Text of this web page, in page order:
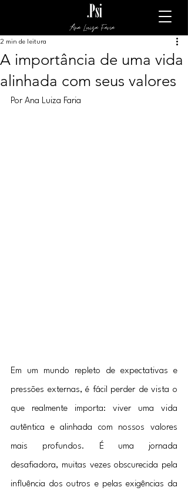
Ana Luiza Faria
A importância de uma vida
alinhada com seus valores
2 min de leitura
Por Ana Luiza Faria
Em um mundo repleto de expectativas e
pressões externas, é fácil perder de vista o
que realmente importa: viver uma vida
autêntica e alinhada com nossos valores
mais profundos. É uma jornada
desafiadora, muitas vezes obscurecida pela
influência dos outros e pelas exigências da